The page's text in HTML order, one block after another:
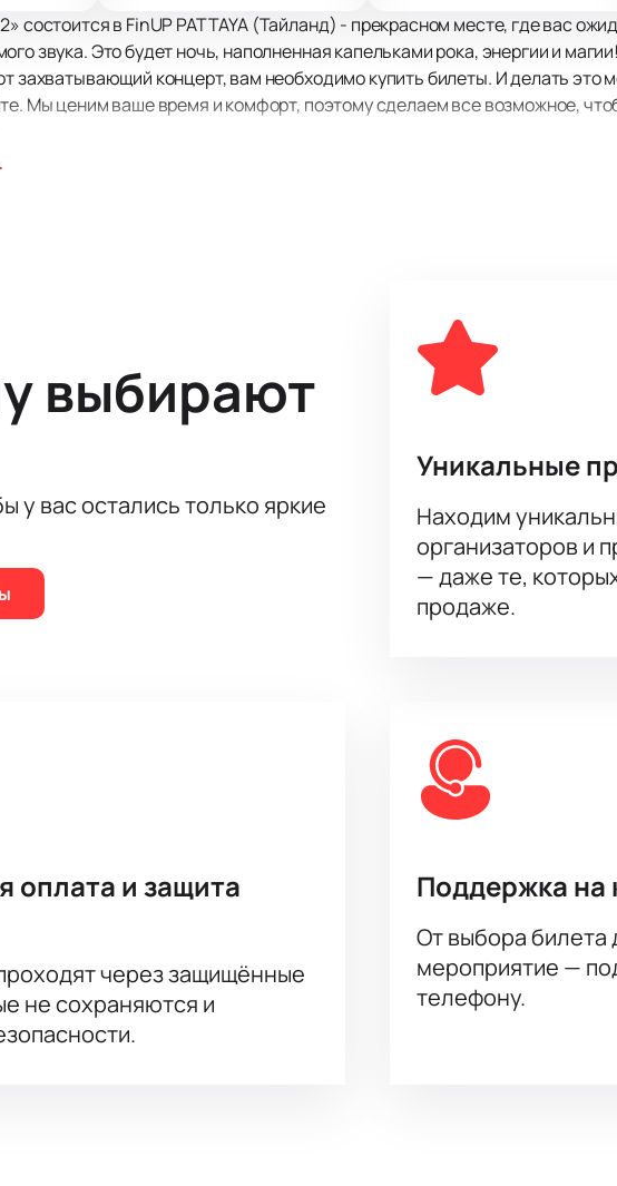
состоится в FinUP PATTAYA (Тайланд) - прекрасном месте, где вас
звука. Это будет ночь, наполненная капельками рока, энергии и магии!
захватывающий концерт, вам необходимо купить билеты. И делать это
Мы ценим ваше время и комфорт, поэтому сделаем все возможное,
в FinUP PATTAYA (Тайланд) - это уникальный шанс окунуться в мир
и они исчезают с неимоверной скоростью. Покупайте билеты прямо
от этого одинокого шоу. Не упустите свой шанс!
выбирают
у вас остались только яркие
Уникальные
Находим
организаторов и
— даже те,
продаже.
оплата и защита
через защищённые
не сохраняются и
Поддержка на
От выбора билета
мероприятие —
телефону.